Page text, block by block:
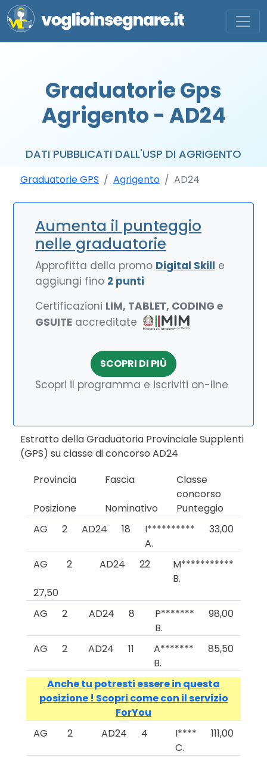
Graduatorie Gps
Agrigento - AD24
DATI PUBBLICATI DALL'USP DI AGRIGENTO
Graduatorie GPS Agrigento AD24
Aumenta il punteggio
nelle graduatorie
Approfitta della promo Digital Skill e
aggiungi fino 2 punti
Certificazioni LIM, TABLET, CODING e
GSUITE accreditate
SCOPRI DI PIÙ
Scopri il programma e iscriviti on-line
Estratto della Graduatoria Provinciale Supplenti
(GPS) su classe di concorso AD24
Provincia
Fascia
Classe
concorso
Posizione
Nominativo
Punteggio
AG
2 AD24 18
I**********
A.
33,00
AG 2 AD24 22
M***********
B.
27,50
AG
2 AD24 8
P*******
B.
98,00
AG 2 AD24 11
A*******
B.
85,50
Anche tu potresti essere in questa
posizione ! Scopri come con il servizio
ForYou
AG
2 AD24 4
I****
C.
111,00